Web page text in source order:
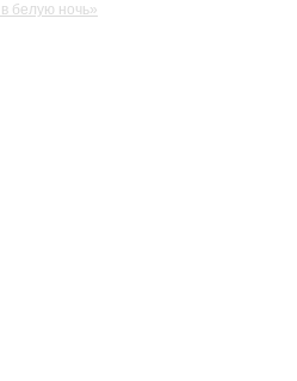
белую ночь»